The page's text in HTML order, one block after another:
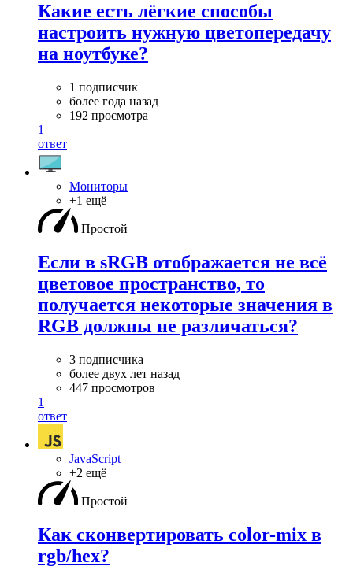
Какие есть лёгкие способы
настроить нужную цветопередачу
на ноутбуке?
1 подписчик
более года назад
192 просмотра
1
ответ
Мониторы
+1 ещё
Простой
Если в sRGB отображается не всё
цветовое пространство, то
получается некоторые значения в
RGB должны не различаться?
3 подписчика
более двух лет назад
447 просмотров
1
ответ
JavaScript
+2 ещё
Простой
Как сконвертировать color-mix в
rgb/hex?